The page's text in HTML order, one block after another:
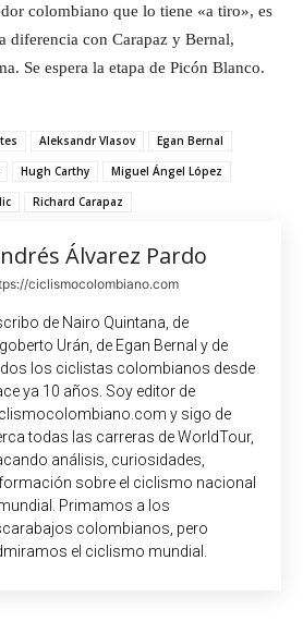
colombiano que lo tiene «a tiro», es
diferencia con Carapaz y Bernal,
Se espera la etapa de Picón Blanco.
Aleksandr Vlasov
Egan Bernal
Hugh Carthy
Miguel Ángel López
Richard Carapaz
Álvarez Pardo
ciclismocolombiano.com
de Nairo Quintana, de
Urán, de Egan Bernal y de
los ciclistas colombianos desde
ya 10 años. Soy editor de
y sigo de
todas las carreras de WorldTour,
análisis, curiosidades,
sobre el ciclismo nacional
Primamos a los
colombianos, pero
el ciclismo mundial.